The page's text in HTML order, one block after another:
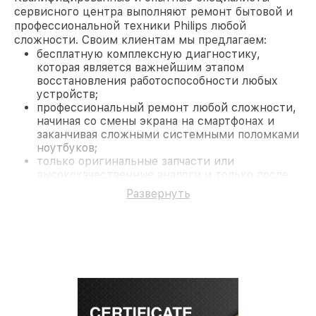
сервисного центра выполняют ремонт бытовой и
профессиональной техники Philips любой
сложности. Своим клиентам мы предлагаем:
бесплатную комплексную диагностику,
которая является важнейшим этапом
восстановления работоспособности любых
устройств;
профессиональный ремонт любой сложности,
начиная со смены экрана на смартфонах и
заканчивая сложными системными поломками
ноутбуков;
только оригинальные запчасти или
согласования с клиентом.
На все работы и замененные комплектующие
Развернуть